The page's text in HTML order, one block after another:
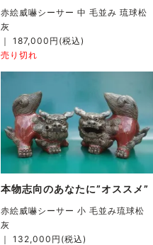
赤絵威嚇シーサー 中 毛並み 琉球松
灰
｜ 187,000円(税込)
売り切れ
本物志向のあなたに”オススメ”
赤絵威嚇シーサー 小 毛並み琉球松
灰
｜ 132,000円(税込)